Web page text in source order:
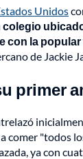
Unidos
la
de Jackie
primer
comer "todos
ya con